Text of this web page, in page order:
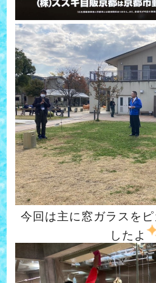
今回は主に窓ガラスを
したよ